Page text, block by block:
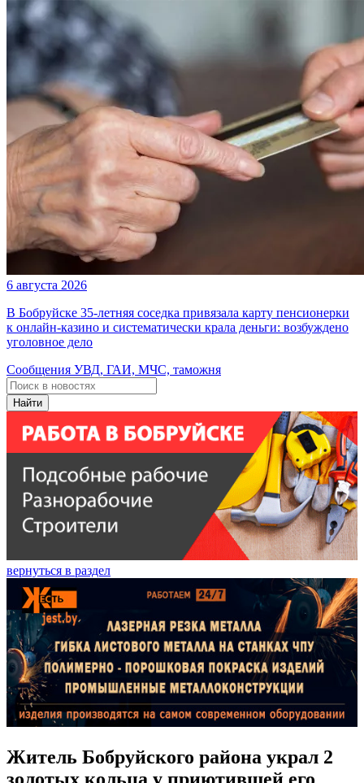
6 августа 2026
В Бобруйске 35-летняя соседка привязала карту пенсионерки
к онлайн-казино и систематически крала деньги: возбуждено
уголовное дело
Сообщения УВД, ГАИ, МЧС, таможня
Найти
вернуться в раздел
Житель Бобруйского района украл 2